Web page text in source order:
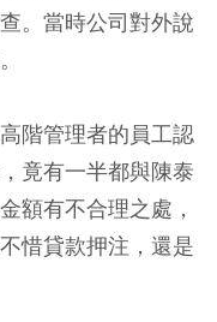
。當時公司對外說
階管理者的員工認
竟有一半都與陳泰
額有不合理之處，
惜貸款押注，還是